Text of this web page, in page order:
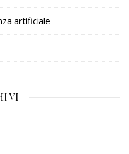
artificiale